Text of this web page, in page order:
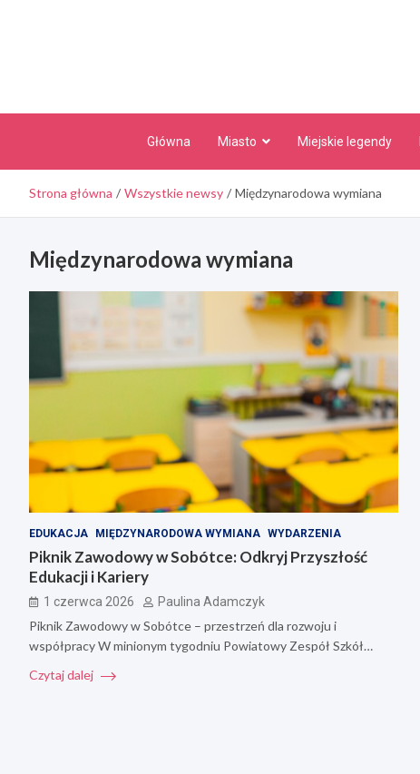
Główna Miasto Miejskie legendy
Strona główna Wszystkie newsy Międzynarodowa wymiana
Międzynarodowa wymiana
EDUKACJA MIĘDZYNARODOWA WYMIANA WYDARZENIA
Piknik Zawodowy w Sobótce: Odkryj Przyszłość
Edukacji i Kariery
1 czerwca 2026 Paulina Adamczyk
Piknik Zawodowy w Sobótce – przestrzeń dla rozwoju i
współpracy W minionym tygodniu Powiatowy Zespół Szkół…
Czytaj dalej